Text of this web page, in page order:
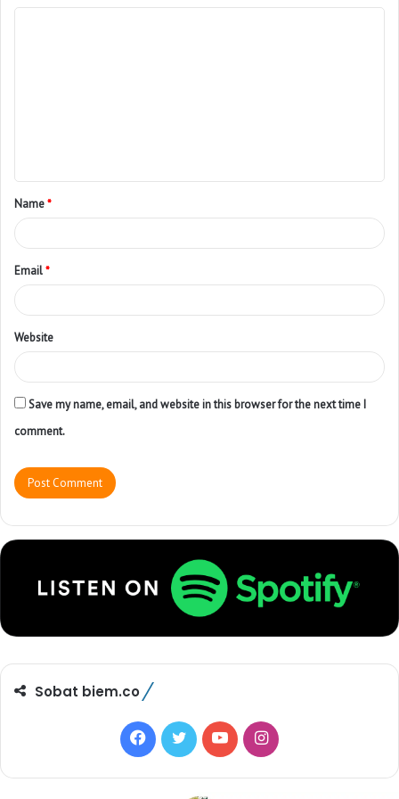
Name*
Email*
Website
Save my name, email, and website in this browser for the next time I
comment.
Sobat biem.co
F
a
T
w
Y
o
I
n